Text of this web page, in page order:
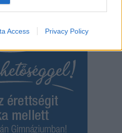
Access Privacy Policy